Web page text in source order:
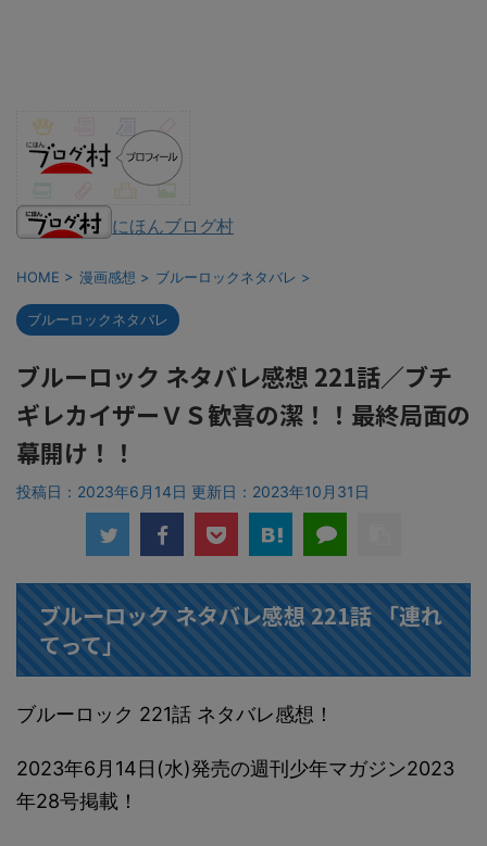
にほんブログ村
HOME > 漫画感想 > ブルーロックネタバレ >
ブルーロックネタバレ
ブルーロック ネタバレ感想 221話／ブチ
ギレカイザーＶＳ歓喜の潔！！最終局面の
幕開け！！
投稿日：2023年6月14日 更新日： 2023年10月31日
ブルーロック ネタバレ感想 221話 「連れ
てって」
ブルーロック 221話 ネタバレ感想！
2023年6月14日(水)発売の週刊少年マガジン2023
年28号掲載！